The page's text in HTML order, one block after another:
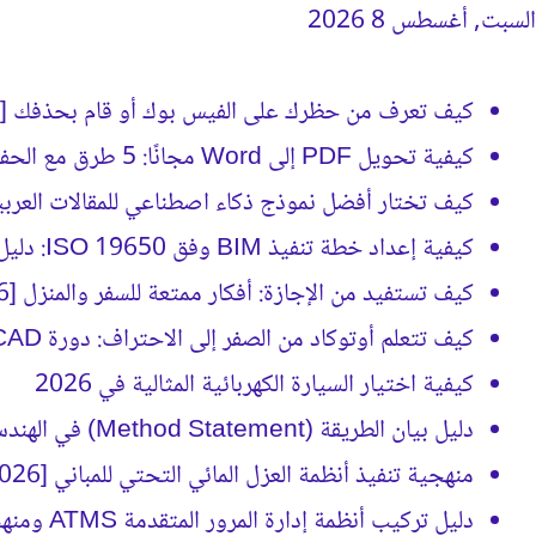
السبت, أغسطس 8 2026
كيف تعرف من حظرك على الفيس بوك أو قام بحذفك [2026]
كيفية تحويل PDF إلى Word مجانًا: 5 طرق مع الحفاظ على التنسيق
كيف تختار أفضل نموذج ذكاء اصطناعي للمقالات العربية؟
كيفية إعداد خطة تنفيذ BIM وفق ISO 19650: دليل BEP الشامل
كيف تستفيد من الإجازة: أفكار ممتعة للسفر والمنزل [2026]
كيف تتعلم أوتوكاد من الصفر إلى الاحتراف: دورة AutoCAD كاملة [2026]
كيفية اختيار السيارة الكهربائية المثالية في 2026
دليل بيان الطريقة (Method Statement) في الهندسة الإنشائية [2026]
منهجية تنفيذ أنظمة العزل المائي التحتي للمباني [2026]
دليل تركيب أنظمة إدارة المرور المتقدمة ATMS ومنهجية التنفيذ [2026]